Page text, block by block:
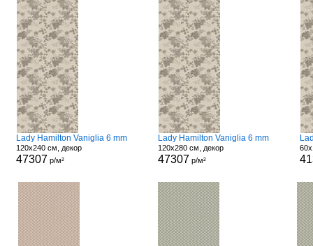
Lady Hamilton Vaniglia 6 mm
120x240 см, декор
47307 р/м²
Lady Hamilton Vaniglia 6 mm
120x280 см, декор
47307 р/м²